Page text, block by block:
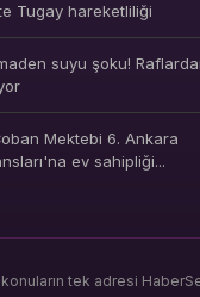
Tugay hareketliliği
maden suyu şoku!
Mektebi 6. Ankara
ev sahipliği...
tek adresi